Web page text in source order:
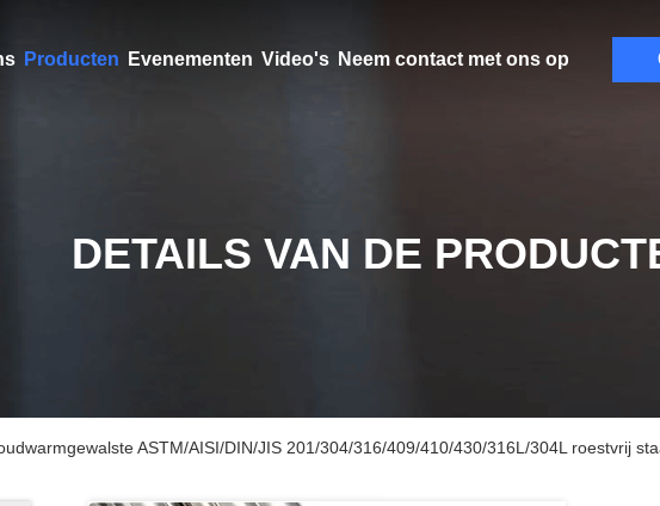
Producten Evenementen Video's Neem contact met ons op
DETAILS VAN DE
ASTM/AISI/DIN/JIS 201/304/316/409/410/430/316L/304L roestvrij